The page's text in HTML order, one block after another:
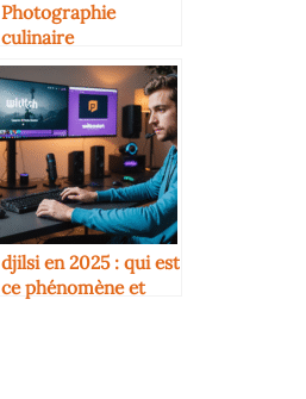
Photographie
culinaire
d’événement :
basiques
djilsi en 2025 : qui est
ce phénomène et